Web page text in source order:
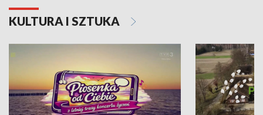
KULTURA I SZTUKA